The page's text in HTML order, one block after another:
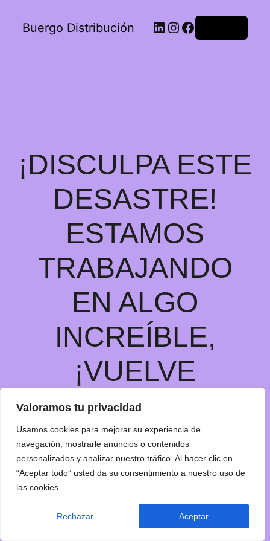
Valoramos tu privacidad
Usamos cookies para mejorar su experiencia de
navegación, mostrarle anuncios o contenidos
personalizados y analizar nuestro tráfico. Al hacer clic en
“Aceptar todo” usted da su consentimiento a nuestro uso de
las cookies.
Rechazar Aceptar
Buergo Distribución
¡DISCULPA ESTE
DESASTRE!
ESTAMOS
TRABAJANDO
EN ALGO
INCREÍBLE,
¡VUELVE
PRONTO!